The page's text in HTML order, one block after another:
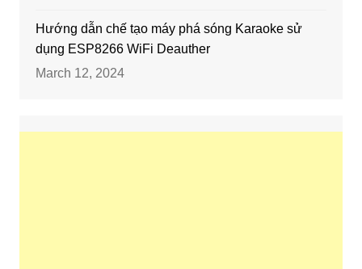
Hướng dẫn chế tạo máy phá sóng Karaoke sử
dụng ESP8266 WiFi Deauther
March 12, 2024